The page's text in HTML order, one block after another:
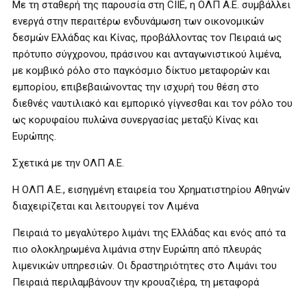
Με τη σταθερή της παρουσία στη CIIE, η ΟΛΠ Α.Ε. συμβάλλει
ενεργά στην περαιτέρω ενδυνάμωση των οικονομικών
δεσμών Ελλάδας και Κίνας, προβάλλοντας τον Πειραιά ως
πρότυπο σύγχρονου, πράσινου και ανταγωνιστικού λιμένα,
με κομβικό ρόλο στο παγκόσμιο δίκτυο μεταφορών και
εμπορίου, επιβεβαιώνοντας την ισχυρή του θέση στο
διεθνές ναυτιλιακό και εμπορικό γίγνεσθαι και τον ρόλο του
ως κορυφαίου πυλώνα συνεργασίας μεταξύ Κίνας και
Ευρώπης.
Σχετικά με την ΟΛΠ Α.Ε.
Η ΟΛΠ Α.Ε., εισηγμένη εταιρεία του Χρηματιστηρίου Αθηνών
διαχειρίζεται και λειτουργεί τον Λιμένα
Πειραιά το μεγαλύτερο λιμάνι της Ελλάδας και ενός από τα
πιο ολοκληρωμένα λιμάνια στην Ευρώπη από πλευράς
λιμενικών υπηρεσιών. Οι δραστηριότητες στο Λιμάνι του
Πειραιά περιλαμβάνουν την κρουαζιέρα, τη μεταφορά